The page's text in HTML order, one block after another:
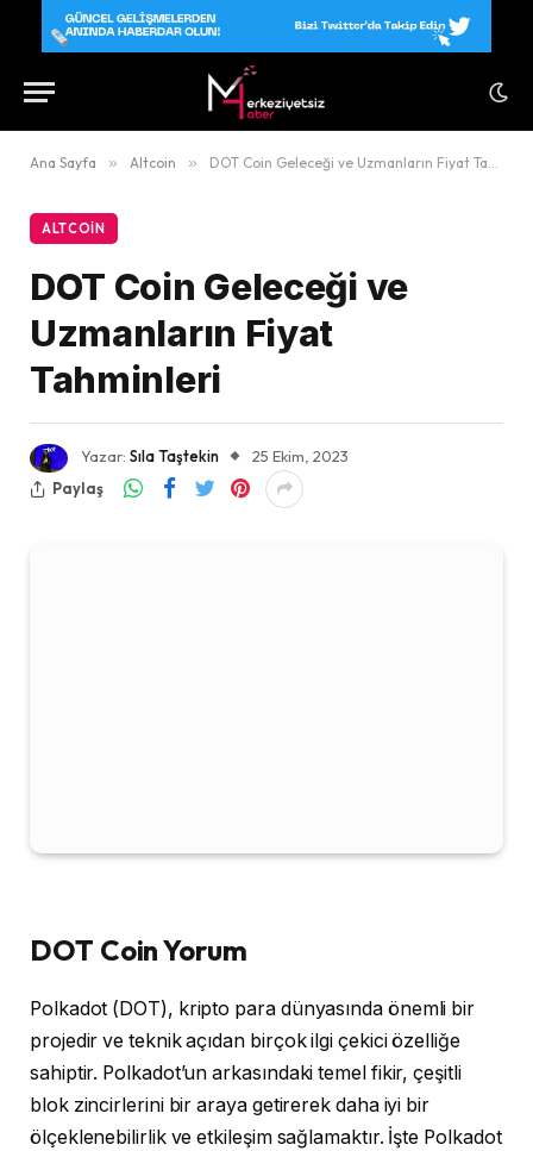
Ana Sayfa » Altcoin » DOT Coin Geleceği ve Uzmanların Fiyat Tahminleri
ALTCOIN
DOT Coin Geleceği ve
Uzmanların Fiyat
Tahminleri
Yazar: Sıla Taştekin
25 Ekim, 2023
Paylaş
DOT Coin Yorum
Polkadot (DOT), kripto para dünyasında önemli bir
projedir ve teknik açıdan birçok ilgi çekici özelliğe
sahiptir. Polkadot’un arkasındaki temel fikir, çeşitli
blok zincirlerini bir araya getirerek daha iyi bir
ölçeklenebilirlik ve etkileşim sağlamaktır. İşte Polkadot